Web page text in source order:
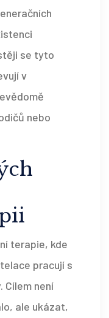
se tyto
v
nebo
terapie, kde
pracují s
Cílem není
ale ukázat,